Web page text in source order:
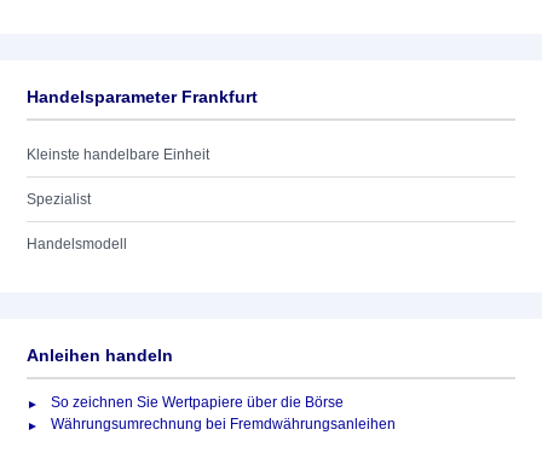
Handelsparameter Frankfurt
Kleinste handelbare Einheit
Spezialist
Handelsmodell
Anleihen handeln
So zeichnen Sie Wertpapiere über die Börse
Währungsumrechnung bei Fremdwährungsanleihen